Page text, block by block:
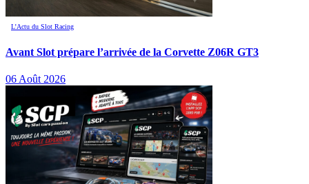
L’Actu du Slot Racing
Avant Slot prépare l’arrivée de la Corvette Z06R GT3
06 Août 2026